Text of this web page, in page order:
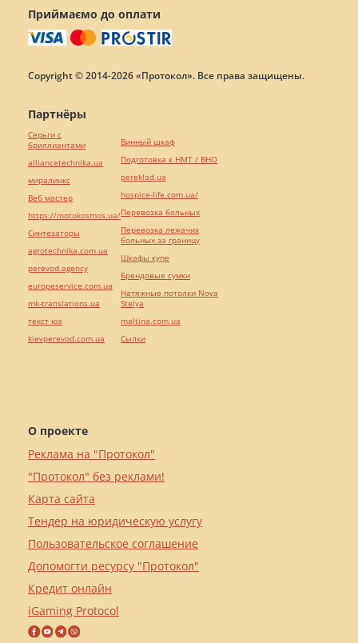
Приймаємо до оплати
Copyright © 2014-2026 «Протокол». Все права защищены.
О проекте
Реклама на "Протокол"
"Протокол" без реклами!
Карта сайта
Тендер на юридическую услугу
Пользовательское соглашение
Допомогти ресурсу "Протокол"
Кредит онлайн
iGaming Protocol
Партнёры
Серьги с
бриллиантами
alliancetechnika.ua
миралинкс
Веб мастер
https://motokosmos.ua/
Синтезаторы
agrotechnika.com.ua
perevod.agency
europeservice.com.ua
mk-translations.ua
текст юа
kievperevod.com.ua
Винный шкаф
Подготовка к НМТ / ВНО
pereklad.ua
hospice-life.com.ua/
Перевозка больных
Перевозка лежачих
больных за границу
Шкафы купе
Брендовые сумки
Натяжные потолки Nova
Stelya
maltina.com.ua
Cылки